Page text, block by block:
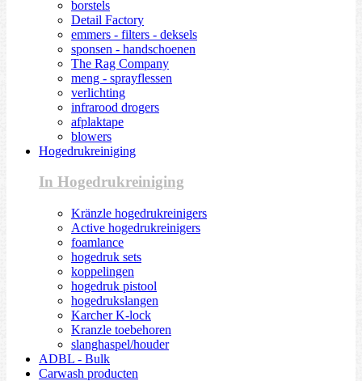
borstels
Detail Factory
emmers - filters - deksels
sponsen - handschoenen
The Rag Company
meng - sprayflessen
verlichting
infrarood drogers
afplaktape
blowers
Hogedrukreiniging
In Hogedrukreiniging
Kränzle hogedrukreinigers
Active hogedrukreinigers
foamlance
hogedruk sets
koppelingen
hogedruk pistool
hogedrukslangen
Karcher K-lock
Kranzle toebehoren
slanghaspel/houder
ADBL - Bulk
Carwash producten